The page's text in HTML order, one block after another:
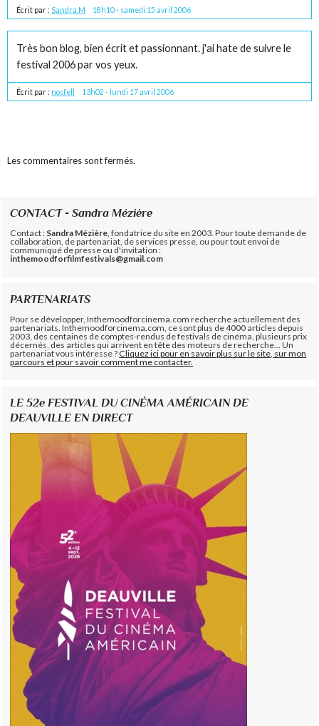
Écrit par : Sandra.M 18h10- samedi 15 avril 2006
Très bon blog, bien écrit et passionnant. j'ai hate de suivre le
festival 2006 par vos yeux.
Écrit par : nosfell 13h02 - lundi 17 avril 2006
Les commentaires sont fermés.
CONTACT - Sandra Mézière
Contact : Sandra Mézière , fondatrice du site en 2003. Pour toute demande de
collaboration, de partenariat, de services presse, ou pour tout envoi de
communiqué de presse ou d'invitation :
inthemoodforfilmfestivals@gmail.com
PARTENARIATS
Pour se développer, Inthemoodforcinema.com recherche actuellement des
partenariats. Inthemoodforcinema.com, ce sont plus de 4000 articles depuis
2003, des centaines de comptes-rendus de festivals de cinéma, plusieurs prix
décernés, des articles qui arrivent en tête des moteurs de recherche... Un
partenariat vous intéresse ?Cliquez ici pour en savoir plus sur le site, sur mon
parcours et pour savoir comment me contacter.
LE 52e FESTIVAL DU CINÉMA AMÉRICAIN DE
DEAUVILLE EN DIRECT